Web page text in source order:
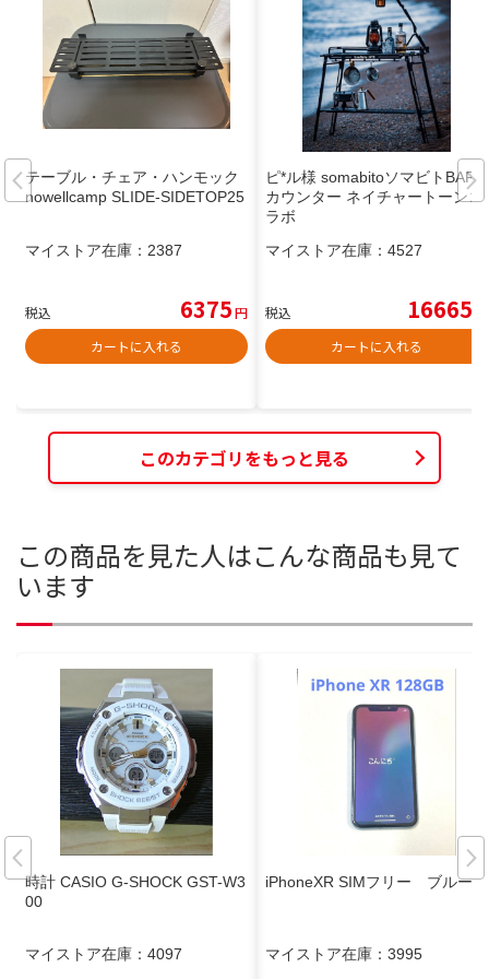
テーブル・チェア・ハンモック
nowellcamp SLIDE-SIDETOP25
マイストア在庫： 2387
税込 6375円
カートに入れる
ピ*ル様 somabitoソマビトBAR
カウンター ネイチャートーンコ
ラボ
マイストア在庫： 4527
税込 16665
カートに入れる
このカテゴリをもっと見る
この商品を見た人はこんな商品も見て
います
時計 CASIO G-SHOCK GST-W3
00
マイストア在庫： 4097
iPhoneXR SIMフリー ブルー
マイストア在庫： 3995